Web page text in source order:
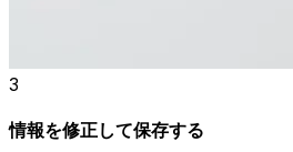
3
情報を修正して保存する